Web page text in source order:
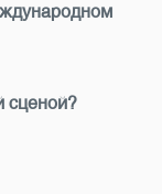
сценой?